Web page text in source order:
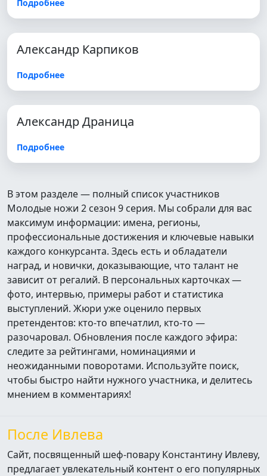
Подробнее
Александр Карпиков
Подробнее
Александр Драница
Подробнее
В этом разделе — полный список участников
Молодые ножи 2 сезон 9 серия. Мы собрали для вас
максимум информации: имена, регионы,
профессиональные достижения и ключевые навыки
каждого конкурсанта. Здесь есть и обладатели
наград, и новички, доказывающие, что талант не
зависит от регалий. В персональных карточках —
фото, интервью, примеры работ и статистика
выступлений. Жюри уже оценило первых
претендентов: кто‑то впечатлил, кто‑то —
разочаровал. Обновления после каждого эфира:
следите за рейтингами, номинациями и
неожиданными поворотами. Используйте поиск,
чтобы быстро найти нужного участника, и делитесь
мнением в комментариях!
После Ивлева
Сайт, посвященный шеф-повару Константину Ивлеву,
предлагает увлекательный контент о его популярных